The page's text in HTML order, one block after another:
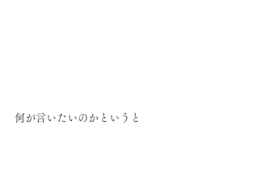
何が言いたいのかというと